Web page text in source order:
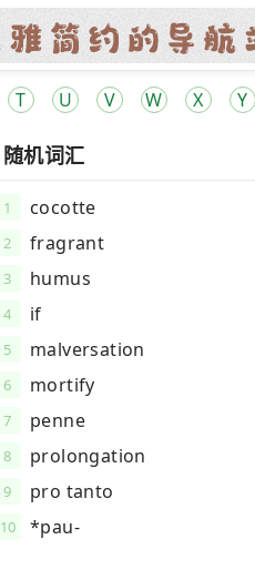
T U V W X Y
随机词汇
1 cocotte
2 fragrant
3 humus
4 if
5 malversation
6 mortify
7 penne
8 prolongation
9 pro tanto
10 *pau-